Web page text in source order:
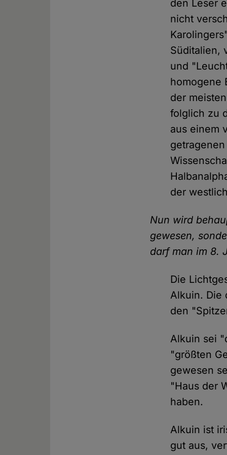
den Leser
nicht
Süditalien,
und
homogene
der
folglich zu
aus einem
der
Nun wird
gewesen,
darf man im 8.
Die
Alkuin. Die
den
Alkuin sei
"größten
gewesen
"Haus der
haben.
Alkuin ist
gut aus,